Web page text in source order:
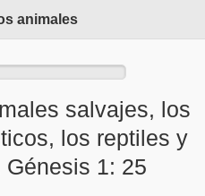
animales
salvajes, los
los reptiles y
1: 25